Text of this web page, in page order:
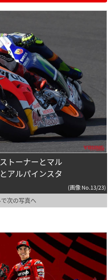
トーナーとマル
アルパインスタ
(画像 No.13/23)
次の写真へ